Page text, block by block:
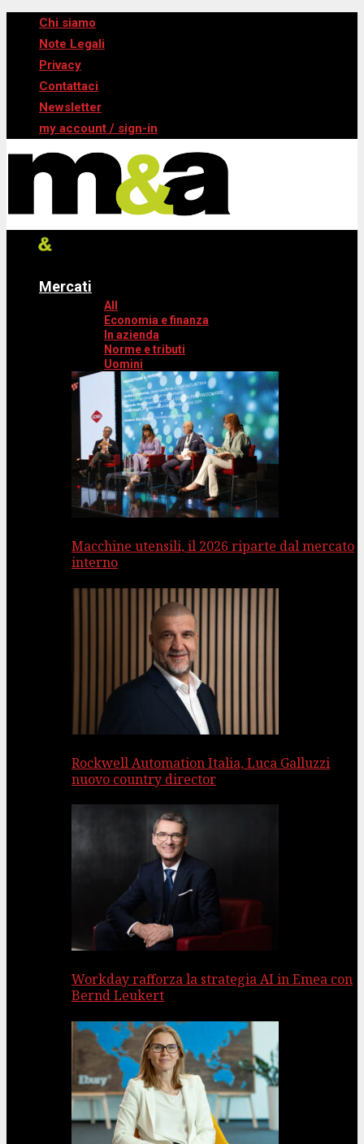
Chi siamo
Note Legali
Privacy
Contattaci
Newsletter
my account / sign-in
Mercati
All
Economia e finanza
In azienda
Norme e tributi
Uomini
Macchine utensili, il 2026 riparte dal mercato
interno
Rockwell Automation Italia, Luca Galluzzi
nuovo country director
Workday rafforza la strategia AI in Emea con
Bernd Leukert